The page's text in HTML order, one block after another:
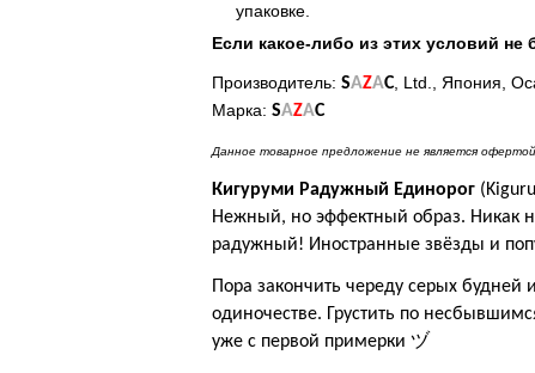
упаковке.
Если какое-либо из этих условий
Производитель: SAZAC, Ltd., Япония,
Марка: SAZAC
Данное товарное предложение не является
Кигуруми Радужный Единорог
Нежный, но эффектный образ. Никак
радужный! Иностранные звёзды и
Пора закончить череду серых
одиночестве. Грустить по
уже с первой примерки ヅ